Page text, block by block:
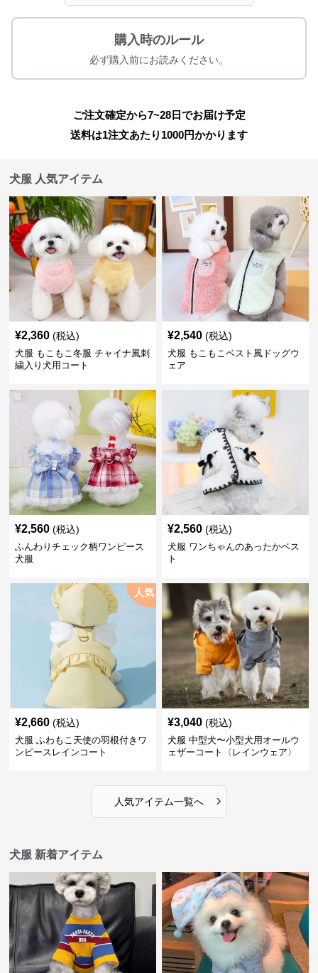
購入時のルール
必ず購入前にお読みください。
ご注文確定から7~28日でお届け予定
送料は1注文あたり 1000円かかります
犬服 人気アイテム
¥2,360 (税込)
犬服 もこもこ冬服 チャイナ風刺
繍入り犬用コート
¥2,540 (税込)
犬服 もこもこベスト風ドッグウ
ェア
¥2,560 (税込)
ふんわりチェック柄ワンピース
犬服
¥2,560 (税込)
犬服 ワンちゃんのあったかベス
ト
人気
¥2,660 (税込)
犬服 ふわもこ天使の羽根付きワ
ンピースレインコート
¥3,040 (税込)
犬服 中型犬〜小型犬用オールウ
ェザーコート〈レインウェア〉
人気アイテム一覧へ ›
犬服 新着アイテム